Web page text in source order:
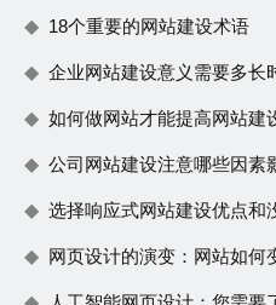
18个重要的网站建设术语
企业网站建设意义需要多长
如何做网站才能提高网站建
公司网站建设注意哪些因素
选择响应式网站建设优点和
网页设计的演变：网站如何